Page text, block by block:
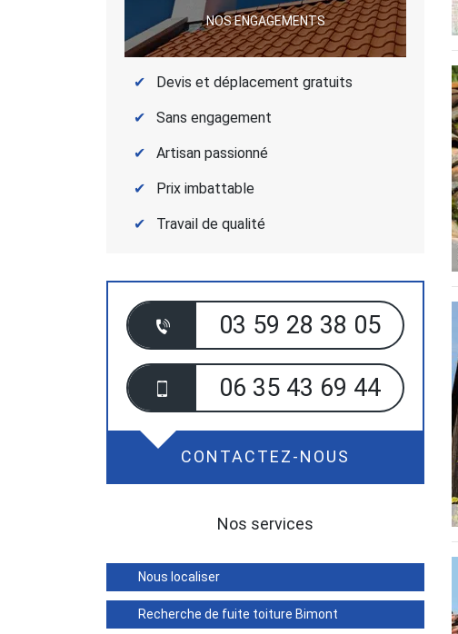
NOS ENGAGEMENTS
Devis et déplacement gratuits
Sans engagement
Artisan passionné
Prix imbattable
Travail de qualité
03 59 28 38 05
06 35 43 69 44
CONTACTEZ-NOUS
Nos services
Nous localiser
Recherche de fuite toiture Bimont